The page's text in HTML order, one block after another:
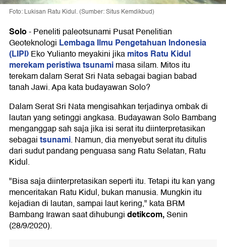
Foto: Lukisan Ratu Kidul. (Sumber: Situs Kemdikbud)
Solo-Peneliti paleotsunami Pusat Penelitian
Geoteknologi Lembaga Ilmu Pengetahuan Indonesia
(LIPI)Eko Yulianto meyakini jikamitos Ratu Kidul
merekam peristiwa tsunamimasa silam. Mitos itu
terekam dalam Serat Sri Nata sebagai bagian babad
tanah Jawi. Apa kata budayawan Solo?
Dalam Serat Sri Nata mengisahkan terjadinya ombak di
lautan yang setinggi angkasa. Budayawan Solo Bambang
menganggap sah saja jika isi serat itu diinterpretasikan
sebagaitsunami. Namun, dia menyebut serat itu ditulis
dari sudut pandang penguasa sang Ratu Selatan, Ratu
Kidul.
"Bisa saja diinterpretasikan seperti itu. Tetapi itu kan yang
menceritakan Ratu Kidul, bukan manusia. Mungkin itu
kejadian di lautan, sampai laut kering," kata BRM
Bambang Irawan saat dihubungidetikcom,Senin
(28/9/2020).